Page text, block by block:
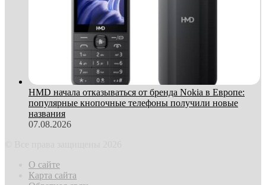
HMD начала отказываться от бренда Nokia в Европе:
популярные кнопочные телефоны получили новые
названия
07.08.2026
О сайте
Карта сайта